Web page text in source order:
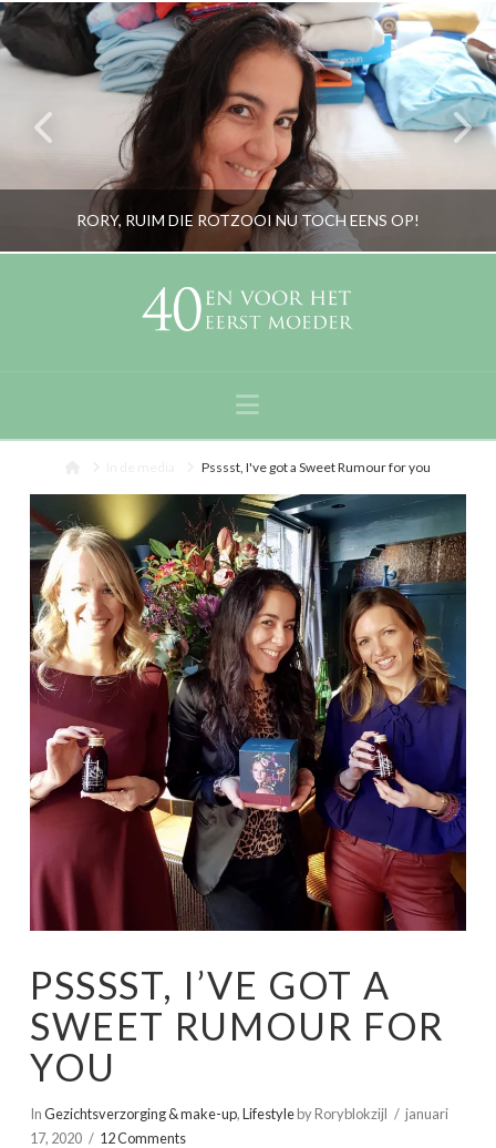
RORY, RUIM DIE ROTZOOI NU TOCH EENS OP!
RORYBLOKZIJL
Navigation
Psssst, I've got a Sweet Rumour for you
PSSSST, I’VE GOT A
SWEET RUMOUR FOR
YOU
InGezichtsverzorging & make-up,Lifestyleby Roryblokzijl
januari
17, 2020
12 Comments